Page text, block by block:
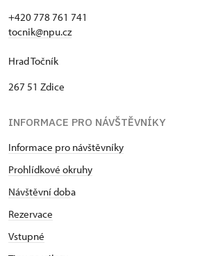
+420 778 761 741
tocnik@npu.cz
Hrad Točník
267 51 Zdice
INFORMACE PRO NÁVŠTĚVNÍKY
Informace pro návštěvníky
Prohlídkové okruhy
Návštěvní doba
Rezervace
Vstupné